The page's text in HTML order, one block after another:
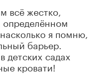
всё жестко,
определённом
я помню,
барьер.
детских садах
кровати!